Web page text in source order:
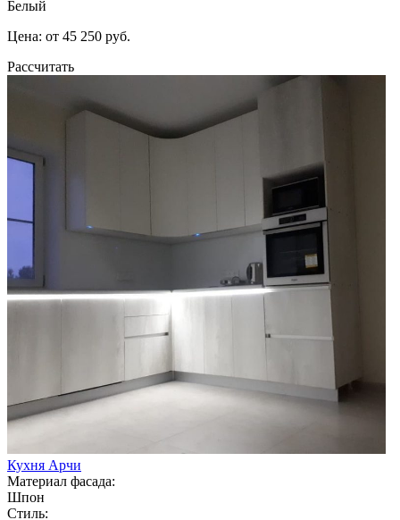
Белый
Цена: от 45 250 руб.
Рассчитать
Кухня Арчи
Материал фасада:
Шпон
Стиль: